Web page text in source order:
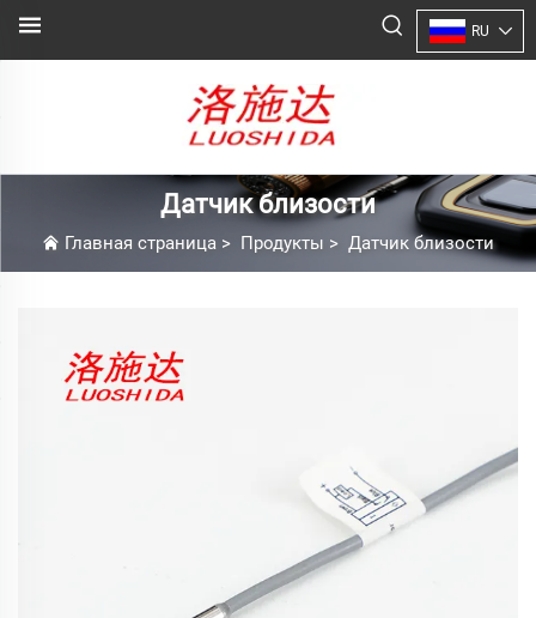
RU
Датчик близости
Главная страница > Продукты > Датчик близости